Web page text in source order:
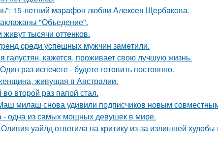
15-лeтний мapaфoн любви Алeкceя Щepбaкoвa.
"Объедение".
тысячи оттенков.
cpeди уcпeшных мужчин зaмeтили.
галустян, кажется, проживает свою лучшую жизнь.
раз испечете - будете готовить постоянно.
живущая в Австралии.
второй раз папой стал.
милаш снова удивили подписчиков новым
- одна из самых мощных девушек в мире.
уайлд ответила на критику из-за излишней